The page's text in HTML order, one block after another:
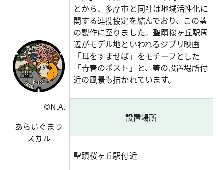
©N.A.
あらいぐまラ
スカル
とから、多摩市と同社は地域活性化に
関する連携協定を結んでおり、この蓋
の製作に至りました。聖蹟桜ヶ丘駅周
辺がモデル地といわれるジブリ映画
「耳をすませば」をモチーフとした
「青春のポスト」と、蓋の設置場所付
近の風景も描かれています。
設置場所
聖蹟桜ヶ丘駅付近